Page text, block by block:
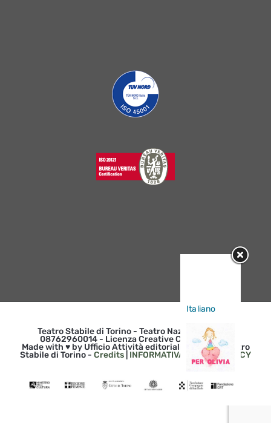
Teatro Stabile di Torino - Teatro Nazionale | p. iva
08762960014 - Licenza Creative Commons 3.0
Made with ♥ by Ufficio Attività editoriali e web del Teatro
Stabile di Torino - Credits INFORMATIVA SULLA PRIVACY
Italiano